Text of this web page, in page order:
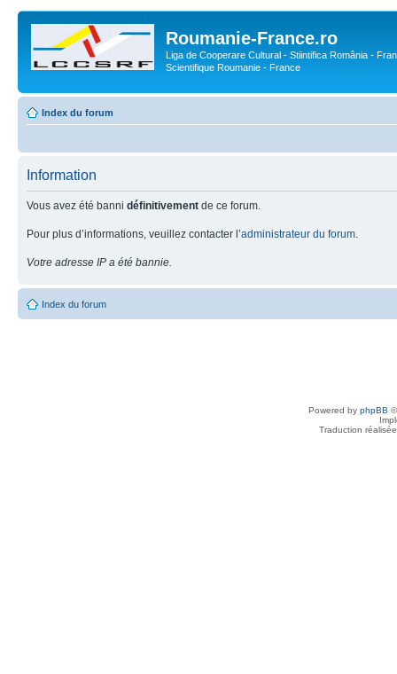
Roumanie-France.ro
Liga de Cooperare Cultural - Stiintifica România -
Scientifique Roumanie - France
Index du forum
Information
Vous avez été banni définitivement de ce forum.
Pour plus d’informations, veuillez contacter l’administrateur du forum
Votre adresse IP a été bannie.
Index du forum
Powered by phpBB
Traduction